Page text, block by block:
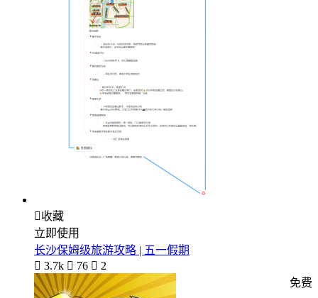
收藏
立即使用
长沙保姆级旅游攻略 | 五一假期
 3.7k  76  2
免费